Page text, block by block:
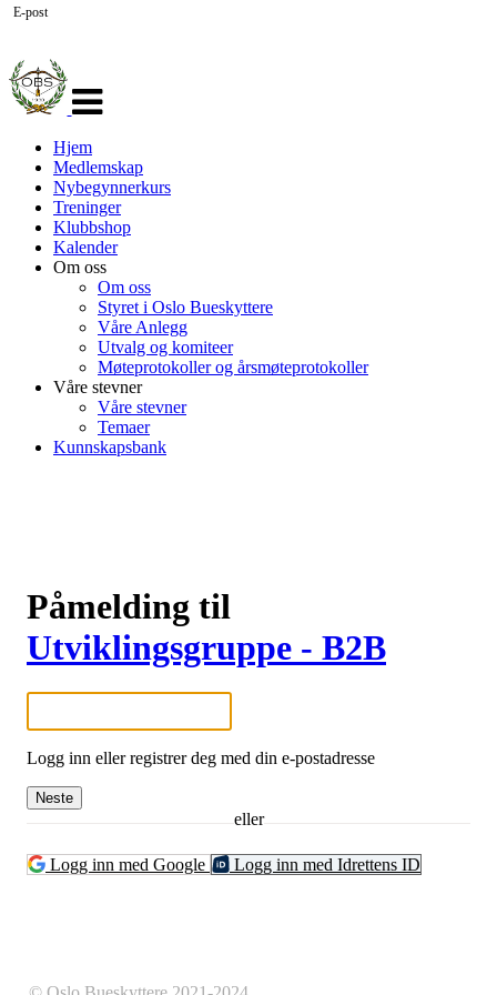
navigasjon
Hjem
Medlemskap
Nybegynnerkurs
Treninger
Klubbshop
Kalender
Om oss
Om oss
Styret i Oslo Bueskyttere
Våre Anlegg
Utvalg og komiteer
Møteprotokoller og årsmøteprotokoller
Våre stevner
Våre stevner
Temaer
Kunnskapsbank
Påmelding til
Utviklingsgruppe - B2B
E-post
Logg inn eller registrer deg med din e-postadresse
Neste
eller
Logg inn med Google Logg inn med Idrettens ID